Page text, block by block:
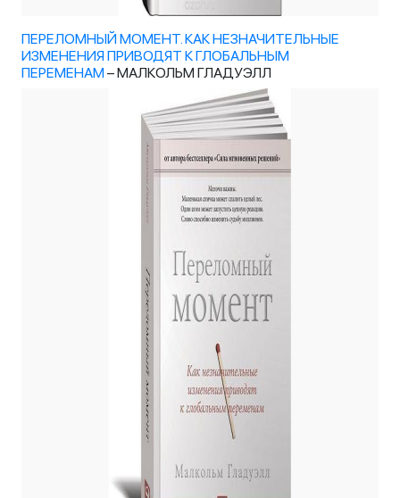
ПЕРЕЛОМНЫЙ МОМЕНТ. КАК НЕЗНАЧИТЕЛЬНЫЕ
ИЗМЕНЕНИЯ ПРИВОДЯТ К ГЛОБАЛЬНЫМ
ПЕРЕМЕНАМ– МАЛКОЛЬМ ГЛАДУЭЛЛ